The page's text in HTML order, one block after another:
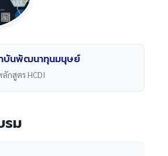
บันพัฒนาทุนมนุษย์
กสูตร HCDI
รม